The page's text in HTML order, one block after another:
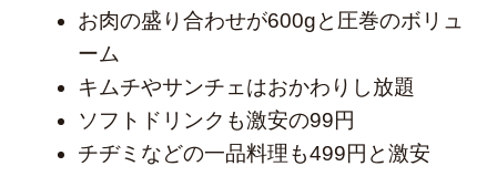
お肉の盛り合わせが600gと圧巻のボリュ
ーム
キムチやサンチェはおかわりし放題
ソフトドリンクも激安の99円
チヂミなどの一品料理も499円と激安